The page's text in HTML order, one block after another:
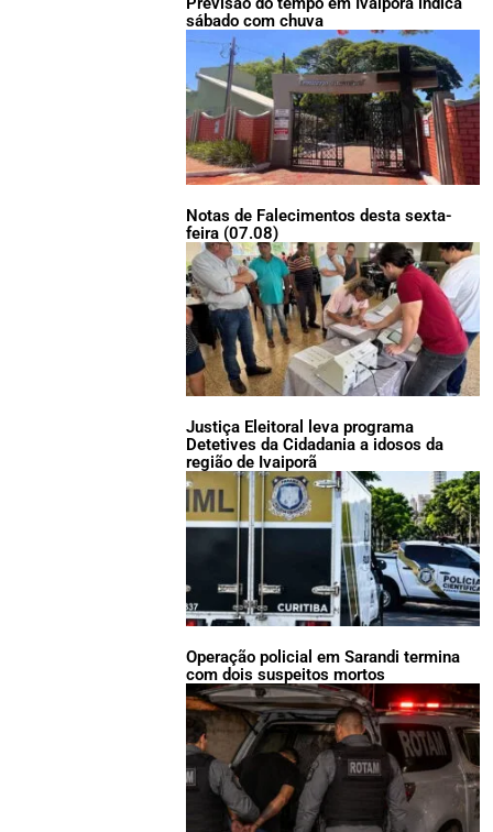
sábado com chuva
Notas de Falecimentos desta sexta-
feira (07.08)
Justiça Eleitoral leva programa
Detetives da Cidadania a idosos da
região de Ivaiporã
Operação policial em Sarandi termina
com dois suspeitos mortos